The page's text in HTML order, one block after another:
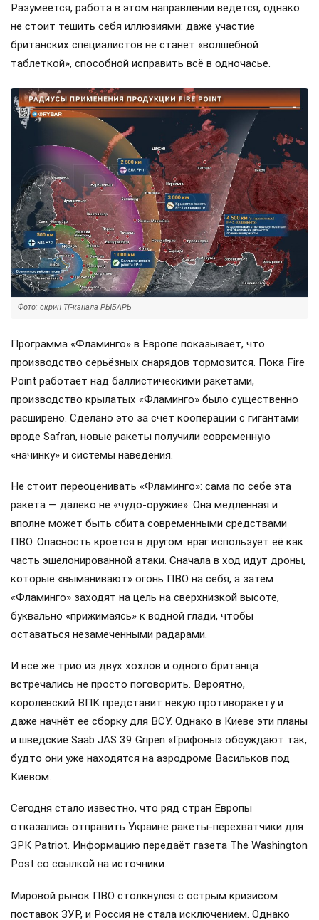
Разумеется, работа в этом направлении ведется, однако
не стоит тешить себя иллюзиями: даже участие
британских специалистов не станет «волшебной
таблеткой», способной исправить всё в одночасье.
Фото: скрин ТГ-канала РЫБАРЬ
Программа «Фламинго» в Европе показывает, что
производство серьёзных снарядов тормозится. Пока Fire
Point работает над баллистическими ракетами,
производство крылатых «Фламинго» было существенно
расширено. Сделано это за счёт кооперации с гигантами
вроде Safran, новые ракеты получили современную
«начинку» и системы наведения.
Не стоит переоценивать «Фламинго»: сама по себе эта
ракета — далеко не «чудо-оружие». Она медленная и
вполне может быть сбита современными средствами
ПВО. Опасность кроется в другом: враг использует её как
часть эшелонированной атаки. Сначала в ход идут дроны,
которые «выманивают» огонь ПВО на себя, а затем
«Фламинго» заходят на цель на сверхнизкой высоте,
буквально «прижимаясь» к водной глади, чтобы
оставаться незамеченными радарами.
И всё же трио из двух хохлов и одного британца
встречались не просто поговорить. Вероятно,
королевский ВПК представит некую противоракету и
даже начнёт ее сборку для ВСУ. Однако в Киеве эти планы
и шведские Saab JAS 39 Gripen «Грифоны» обсуждают так,
будто они уже находятся на аэродроме Васильков под
Киевом.
Сегодня стало известно, что ряд стран Европы
отказались отправить Украине ракеты-перехватчики для
ЗРК Patriot. Информацию передаёт газета The Washington
Post со ссылкой на источники.
Мировой рынок ПВО столкнулся с острым кризисом
поставок ЗУР, и Россия не стала исключением. Однако